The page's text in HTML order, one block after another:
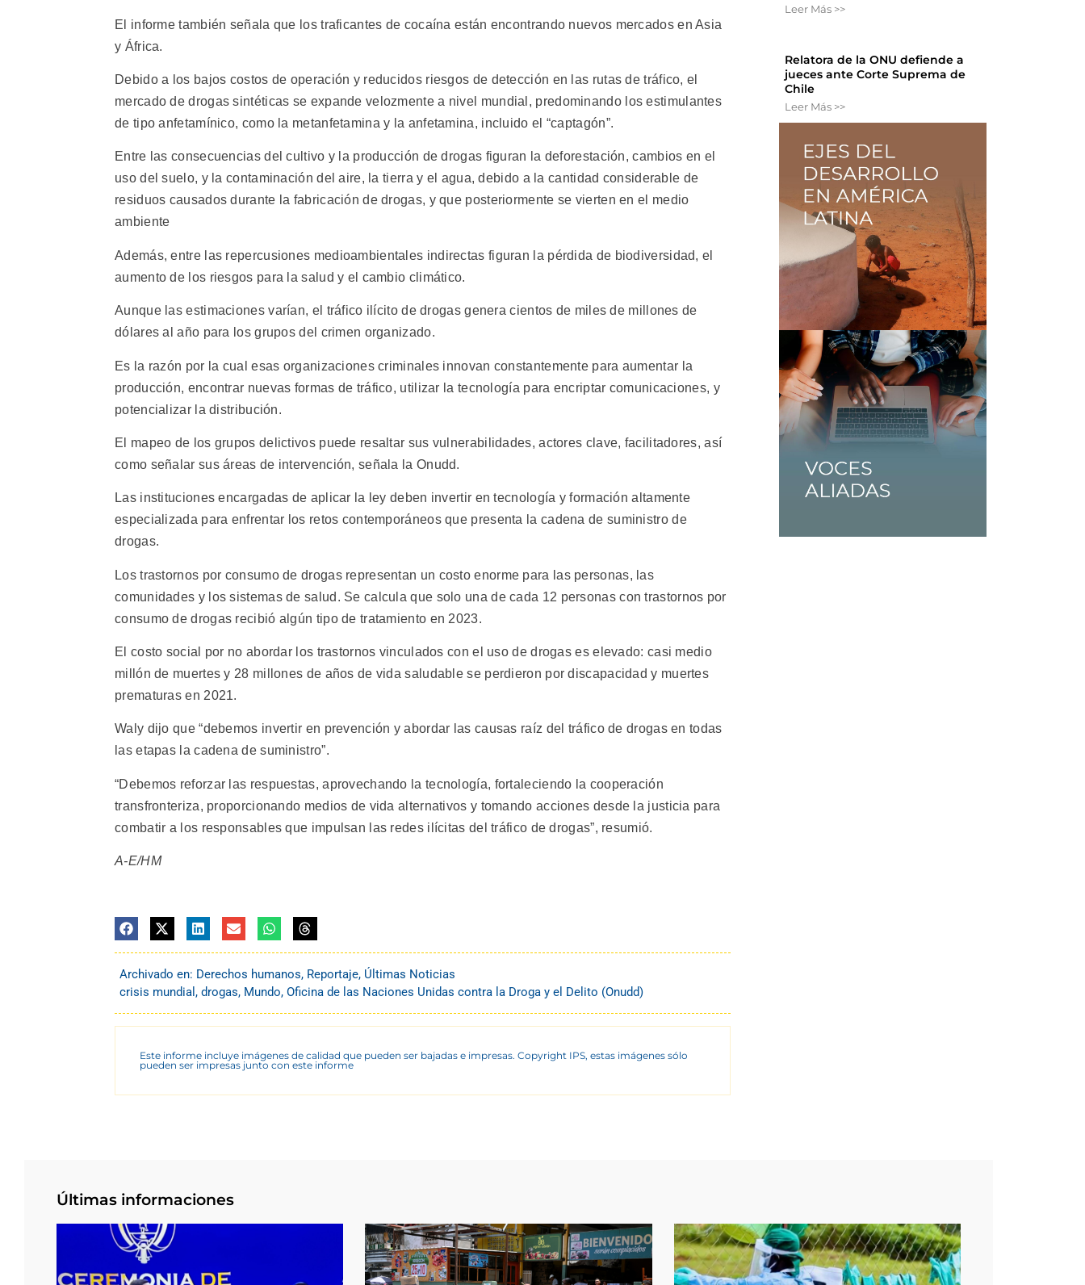
El informe también señala que los traficantes de cocaína están encontrando nuevos mercados en Asia
y África.
Debido a los bajos costos de operación y reducidos riesgos de detección en las rutas de tráfico, el
mercado de drogas sintéticas se expande velozmente a nivel mundial, predominando los estimulantes
de tipo anfetamínico, como la metanfetamina y la anfetamina, incluido el “captagón”.
Entre las consecuencias del cultivo y la producción de drogas figuran la deforestación, cambios en el
uso del suelo, y la contaminación del aire, la tierra y el agua, debido a la cantidad considerable de
residuos causados durante la fabricación de drogas, y que posteriormente se vierten en el medio
ambiente
Además, entre las repercusiones medioambientales indirectas figuran la pérdida de biodiversidad, el
aumento de los riesgos para la salud y el cambio climático.
Aunque las estimaciones varían, el tráfico ilícito de drogas genera cientos de miles de millones de
dólares al año para los grupos del crimen organizado.
Es la razón por la cual esas organizaciones criminales innovan constantemente para aumentar la
producción, encontrar nuevas formas de tráfico, utilizar la tecnología para encriptar comunicaciones, y
potencializar la distribución.
El mapeo de los grupos delictivos puede resaltar sus vulnerabilidades, actores clave, facilitadores, así
como señalar sus áreas de intervención, señala la Onudd.
Las instituciones encargadas de aplicar la ley deben invertir en tecnología y formación altamente
especializada para enfrentar los retos contemporáneos que presenta la cadena de suministro de
drogas.
Los trastornos por consumo de drogas representan un costo enorme para las personas, las
comunidades y los sistemas de salud. Se calcula que solo una de cada 12 personas con trastornos por
consumo de drogas recibió algún tipo de tratamiento en 2023.
El costo social por no abordar los trastornos vinculados con el uso de drogas es elevado: casi medio
millón de muertes y 28 millones de años de vida saludable se perdieron por discapacidad y muertes
prematuras en 2021.
Waly dijo que “debemos invertir en prevención y abordar las causas raíz del tráfico de drogas en todas
las etapas la cadena de suministro”.
“Debemos reforzar las respuestas, aprovechando la tecnología, fortaleciendo la cooperación
transfronteriza, proporcionando medios de vida alternativos y tomando acciones desde la justicia para
combatir a los responsables que impulsan las redes ilícitas del tráfico de drogas”, resumió.
A-E/HM
Archivado en: Derechos humanos, Reportaje, Últimas Noticias
crisis mundial , drogas, Mundo, Oficina de las Naciones Unidas contra la Droga y el Delito (Onudd)
Este informe incluye imágenes de calidad que pueden ser bajadas e impresas. Copyright IPS, estas imágenes sólo
pueden ser impresas junto con este informe
Leer Más >>
Relatora de la ONU defiende a
jueces ante Corte Suprema de
Chile
Leer Más >>
Últimas informaciones